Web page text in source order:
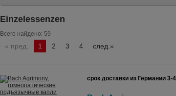
Einzelessenzen
Всего найдено: 59
« пред. 1 2 3 4 след.»
срок доставки из Германии 3-